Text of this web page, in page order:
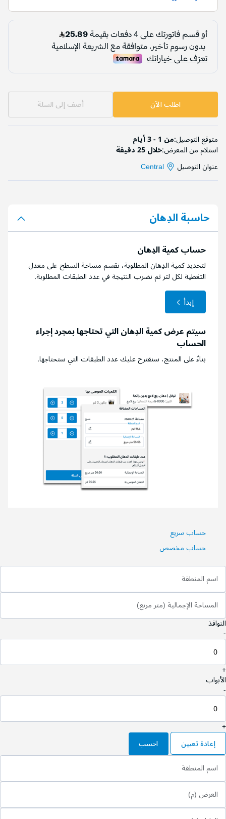
اطلب الآن أضف إلى السلة
متوقع التوصيل:من 1 - 3 أيام
استلام من المعرض:خلال 25 دقيقة
عنوان التوصيل
Central
حاسبة الدِهان
حساب كمية الدِهان
لتحديد كمية الدِهان المطلوبة، نقسم مساحة السطح على معدل
التغطية لكل لتر ثم نضرب النتيجة في عدد الطبقات المطلوبة.
إبدأ
سيتم عرض كمية الدِهان التي تحتاجها بمجرد إجراء
الحساب
بناءً على المنتج، سنقترح عليك عدد الطبقات التي ستحتاجها.
حساب سريع
حساب مخصص
اسم المنطقة
المساحة الإجمالية (متر مربع)
النوافذ
-
+
الأبواب
-
+
إعادة تعيين
احسب
اسم المنطقة
العرض (م)